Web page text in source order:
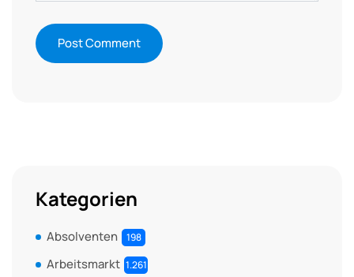
Kategorien
Absolventen 198
Arbeitsmarkt 1.261